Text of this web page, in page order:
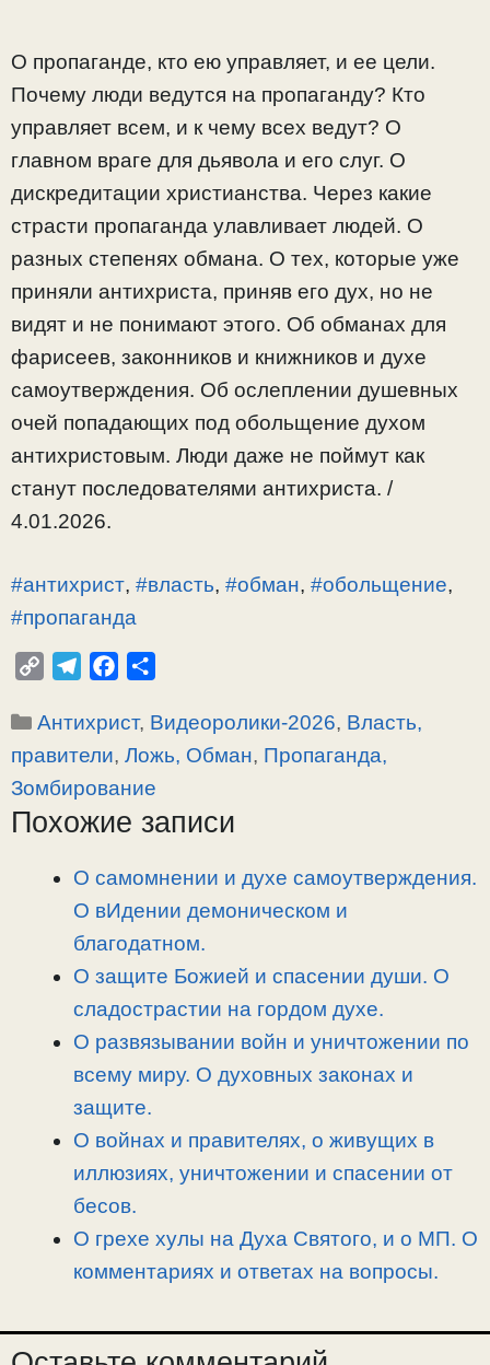
О пропаганде, кто ею управляет, и ее цели.
Почему люди ведутся на пропаганду? Кто
управляет всем, и к чему всех ведут? О
главном враге для дьявола и его слуг. О
дискредитации христианства. Через какие
страсти пропаганда улавливает людей. О
разных степенях обмана. О тех, которые уже
приняли антихриста, приняв его дух, но не
видят и не понимают этого. Об обманах для
фарисеев, законников и книжников и духе
самоутверждения. Об ослеплении душевных
очей попадающих под обольщение духом
антихристовым. Люди даже не поймут как
станут последователями антихриста. /
4.01.2026.
#антихрист, #власть, #обман, #обольщение,
#пропаганда
p
y
L
n
l
e
a
c
o
п
р
и
Рубрики
Антихрист, Видеоролики-2026, Власть,
правители, Ложь, Обман, Пропаганда,
Зомбирование
Похожие записи
О самомнении и духе самоутверждения.
О вИдении демоническом и
благодатном.
О защите Божией и спасении души. О
сладострастии на гордом духе.
О развязывании войн и уничтожении по
всему миру. О духовных законах и
защите.
О войнах и правителях, о живущих в
иллюзиях, уничтожении и спасении от
бесов.
О грехе хулы на Духа Святого, и о МП. О
комментариях и ответах на вопросы.